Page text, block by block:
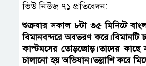
ভিউ নিউজ ৭১ প্রতিবেদন:
শুক্রবার সকাল ৮টা ৩৫ মিনিটে
বিমানবন্দরে অবতরণ
কাস্টমসের তোড়জোড়।তাদের কাছে
চালানো হয় অভিযান।তল্লাশি করে